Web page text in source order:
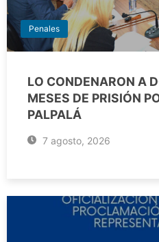
Penales
LO CONDENARON A
MESES DE PRISIÓN
PALPALÁ
7 agosto, 2026